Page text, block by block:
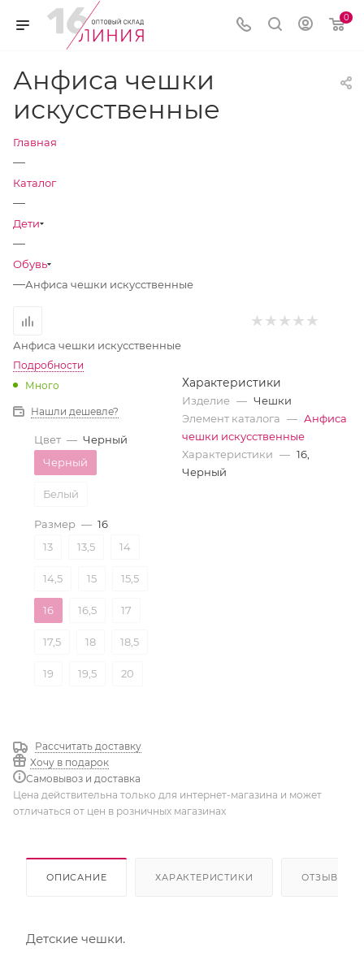
0
Анфиса чешки
искусственные
Главная
—
Каталог
—
Дети
—
Обувь
—Анфиса чешки искусственные
Анфиса чешки искусственные
Подробности
Много
Нашли дешевле?
Цвет — Черный
Черный
Белый
Размер — 16
13
13,5 14
14,5 15 15,5
16 16,5 17
17,5 18 18,5
19 19,5 20
Рассчитать доставку
Хочу в подарок
Самовывоз и доставка
Характеристики
Изделие — Чешки
Элемент каталога — Анфиса
чешки искусственные
Характеристики — 16,
Черный
Цена действительна только для интернет-магазина и может
отличаться от цен в розничных магазинах
ОПИСАНИЕ ХАРАКТЕРИСТИКИ ОТЗЫВЫ
Детские чешки.